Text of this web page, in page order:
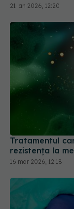
21 ian 2026, 12:20
Tratamentul
rezistența la
16 mar 2026, 12:18